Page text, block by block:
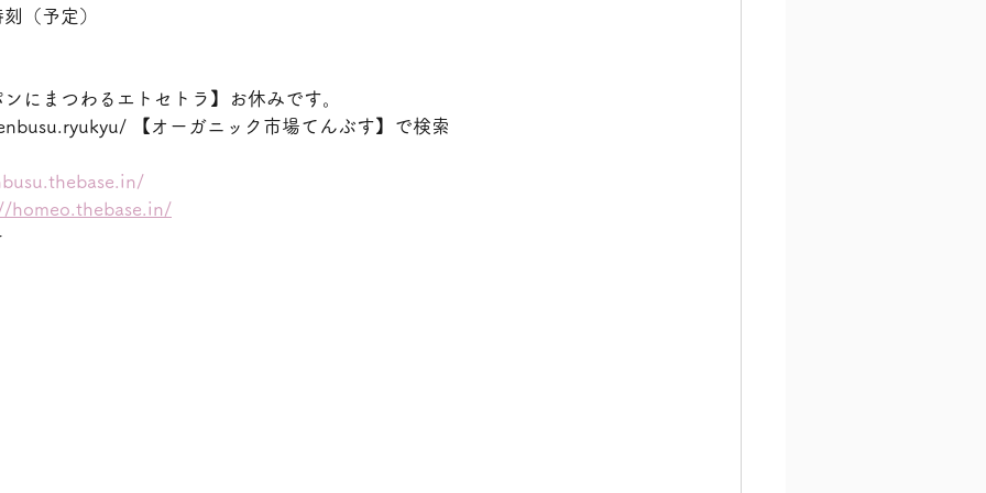
（予定）
にまつわるエトセトラ】お休みです。
【オーガニック市場てんぶす】で検索
homeo.thebase.in/